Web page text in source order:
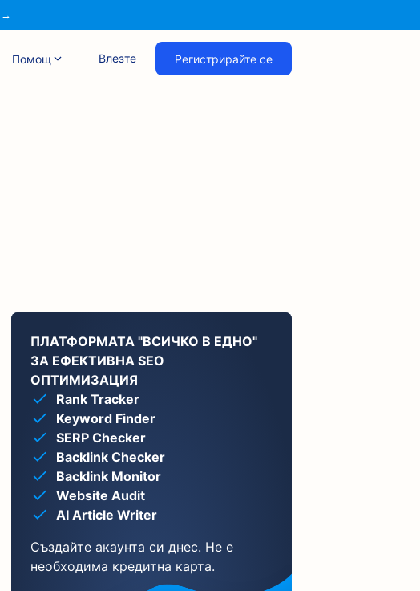
→
Помощ Влезте Регистрирайте се
ПЛАТФОРМАТА "ВСИЧКО В ЕДНО"
ЗА ЕФЕКТИВНА SEO
ОПТИМИЗАЦИЯ
Rank Tracker
Keyword Finder
SERP Checker
Backlink Checker
Backlink Monitor
Website Audit
AI Article Writer
Създайте акаунта си днес. Не е
необходима кредитна карта.